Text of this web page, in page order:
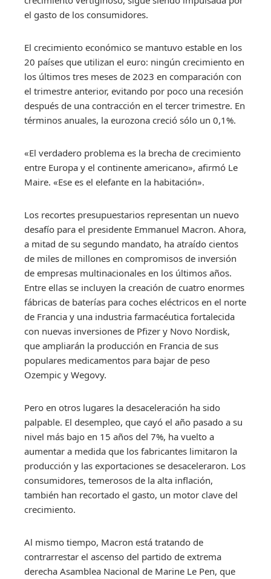
el gasto de los consumidores.
El crecimiento económico se mantuvo estable en los
20 países que utilizan el euro: ningún crecimiento en
los últimos tres meses de 2023 en comparación con
el trimestre anterior, evitando por poco una recesión
después de una contracción en el tercer trimestre. En
términos anuales, la eurozona creció sólo un 0,1%.
«El verdadero problema es la brecha de crecimiento
entre Europa y el continente americano», afirmó Le
Maire. «Ese es el elefante en la habitación».
Los recortes presupuestarios representan un nuevo
desafío para el presidente Emmanuel Macron. Ahora,
a mitad de su segundo mandato, ha atraído cientos
de miles de millones en compromisos de inversión
de empresas multinacionales en los últimos años.
Entre ellas se incluyen la creación de cuatro enormes
fábricas de baterías para coches eléctricos en el norte
de Francia y una industria farmacéutica fortalecida
con nuevas inversiones de Pfizer y Novo Nordisk,
que ampliarán la producción en Francia de sus
populares medicamentos para bajar de peso
Ozempic y Wegovy.
Pero en otros lugares la desaceleración ha sido
palpable. El desempleo, que cayó el año pasado a su
nivel más bajo en 15 años del 7%, ha vuelto a
aumentar a medida que los fabricantes limitaron la
producción y las exportaciones se desaceleraron. Los
consumidores, temerosos de la alta inflación,
también han recortado el gasto, un motor clave del
crecimiento.
Al mismo tiempo, Macron está tratando de
contrarrestar el ascenso del partido de extrema
derecha Asamblea Nacional de Marine Le Pen, que